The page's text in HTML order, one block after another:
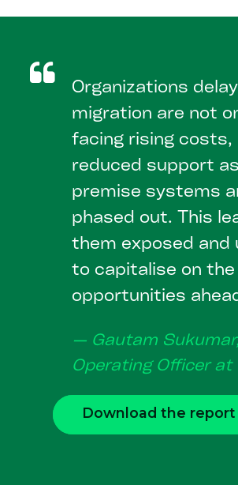
Organizations
migration are not
facing rising costs,
reduced support
premise systems
phased out. This
them exposed and
to capitalise on the
opportunities
— Gautam
Operating Officer at
Download the